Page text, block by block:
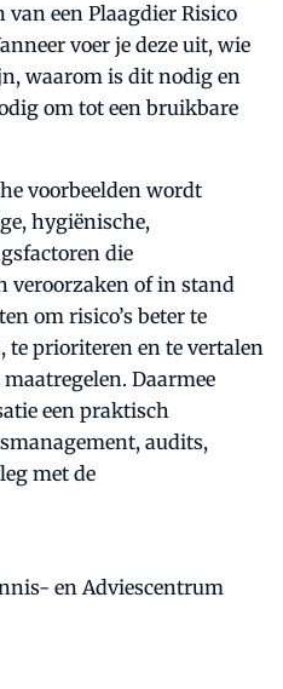
een Plaagdier Risico
voer je deze uit, wie
waarom is dit nodig en
om tot een bruikbare
voorbeelden wordt
hygiënische,
die
veroorzaken of in stand
om risico’s beter te
te prioriteren en te vertalen
Daarmee
een praktisch
audits,
met de
en Adviescentrum